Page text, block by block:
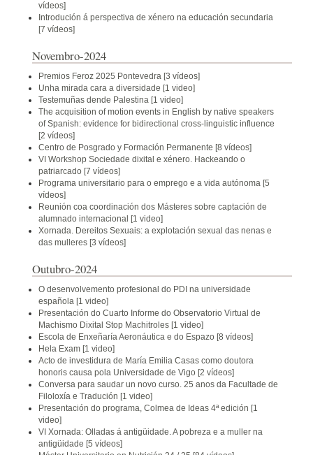
vídeos]
Introdución á perspectiva de xénero na educación secundaria
[7 vídeos]
Novembro-2024
Premios Feroz 2025 Pontevedra [3 vídeos]
Unha mirada cara a diversidade [1 video]
Testemuñas dende Palestina [1 video]
The acquisition of motion events in English by native speakers
of Spanish: evidence for bidirectional cross-linguistic influence
[2 vídeos]
Centro de Posgrado y Formación Permanente [8 vídeos]
VI Workshop Sociedade dixital e xénero. Hackeando o
patriarcado [7 vídeos]
Programa universitario para o emprego e a vida autónoma [5
vídeos]
Reunión coa coordinación dos Másteres sobre captación de
alumnado internacional [1 video]
Xornada. Dereitos Sexuais: a explotación sexual das nenas e
das mulleres [3 vídeos]
Outubro-2024
O desenvolvemento profesional do PDI na universidade
española [1 video]
Presentación do Cuarto Informe do Observatorio Virtual de
Machismo Dixital Stop Machitroles [1 video]
Escola de Enxeñaría Aeronáutica e do Espazo [8 vídeos]
Hela Exam [1 video]
Acto de investidura de María Emilia Casas como doutora
honoris causa pola Universidade de Vigo [2 vídeos]
Conversa para saudar un novo curso. 25 anos da Facultade de
Filoloxía e Tradución [1 video]
Presentación do programa, Colmea de Ideas 4ª edición [1
video]
VI Xornada: Olladas á antigüidade. A pobreza e a muller na
antigüidade [5 vídeos]